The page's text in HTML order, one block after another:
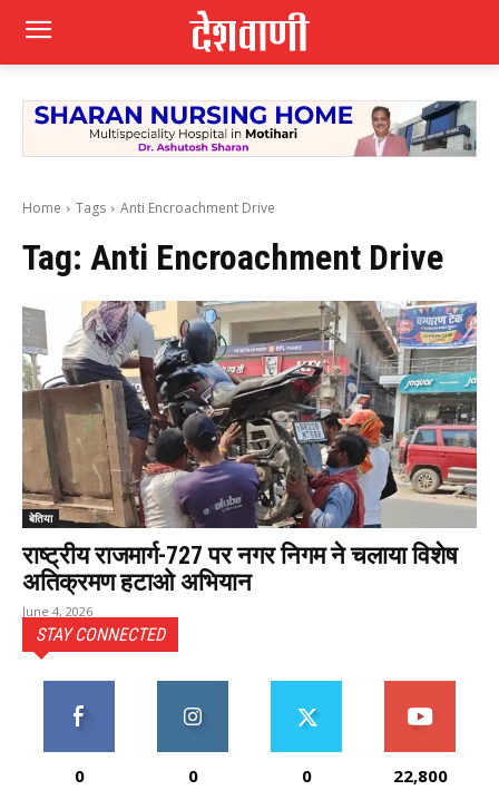
Home Tags Anti Encroachment Drive
Tag: Anti Encroachment Drive
बेतिया
राष्ट्रीय राजमार्ग-727 पर नगर निगम ने चलाया विशेष
अतिक्रमण हटाओ अभियान
June 4, 2026
STAY CONNECTED
0 0 0 22,800